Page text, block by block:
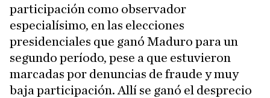
participación como observador
especialísimo, en las elecciones
presidenciales que ganó Maduro para un
segundo período, pese a que estuvieron
marcadas por denuncias de fraude y muy
baja participación. Allí se ganó el desprecio